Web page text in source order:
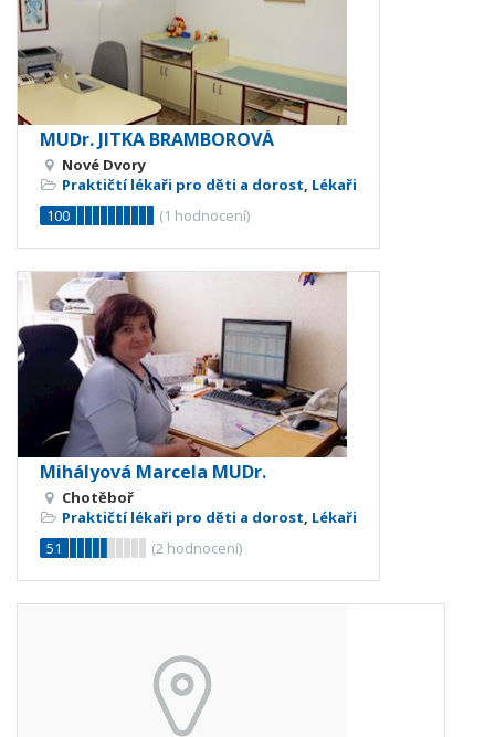
MUDr. JITKA BRAMBOROVÁ
Nové Dvory
Praktičtí lékaři pro děti a dorost, Lékaři
100
(1 hodnocení)
Mihályová Marcela MUDr.
Chotěboř
Praktičtí lékaři pro děti a dorost, Lékaři
51
(2 hodnocení)